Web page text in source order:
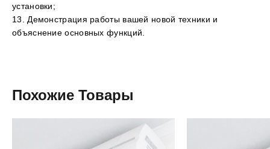
установки;
13. Демонстрация работы вашей новой техники и
объяснение основных функций.
Похожие Товары